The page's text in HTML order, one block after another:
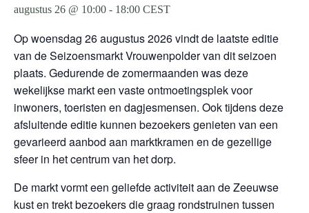
augustus 26 @ 10:00 - 18:00 CEST
Op woensdag 26 augustus 2026 vindt de laatste editie
van de Seizoensmarkt Vrouwenpolder van dit seizoen
plaats. Gedurende de zomermaanden was deze
wekelijkse markt een vaste ontmoetingsplek voor
inwoners, toeristen en dagjesmensen. Ook tijdens deze
afsluitende editie kunnen bezoekers genieten van een
gevarieerd aanbod aan marktkramen en de gezellige
sfeer in het centrum van het dorp.
De markt vormt een geliefde activiteit aan de Zeeuwse
kust en trekt bezoekers die graag rondstruinen tussen